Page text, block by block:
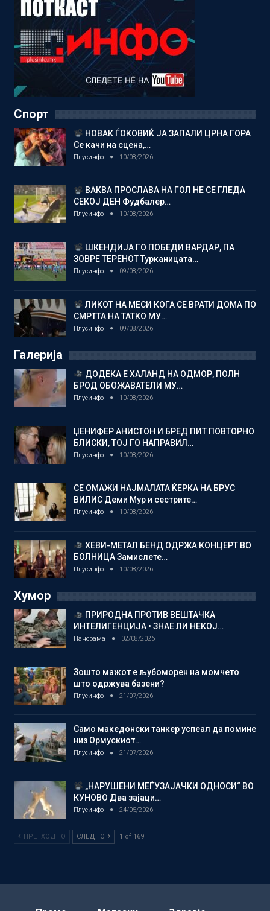
Спорт
НОВАК ЃОКОВИЌ ЈА ЗАПАЛИ ЦРНА ГОРА
Се качи на сцена,…
Плусинфо 10/08/2026
ВАКВА ПРОСЛАВА НА ГОЛ НЕ СЕ ГЛЕДА
СЕКОЈ ДЕН Фудбалер…
Плусинфо 10/08/2026
ШКЕНДИЈА ГО ПОБЕДИ ВАРДАР, ПА
ЗОВРЕ ТЕРЕНОТ Турканицата…
Плусинфо 09/08/2026
ЛИКОТ НА МЕСИ КОГА СЕ ВРАТИ ДОМА ПО
СМРТТА НА ТАТКО МУ…
Плусинфо 09/08/2026
Галерија
ДОДЕКА Е ХАЛАНД НА ОДМОР, ПОЛН
БРОД ОБОЖАВАТЕЛИ МУ…
Плусинфо 10/08/2026
ЏЕНИФЕР АНИСТОН И БРЕД ПИТ ПОВТОРНО
БЛИСКИ, ТОЈ ГО НАПРАВИЛ…
Плусинфо 10/08/2026
СЕ ОМАЖИ НАЈМАЛАТА ЌЕРКА НА БРУС
ВИЛИС Деми Мур и сестрите…
Плусинфо 10/08/2026
ХЕВИ-МЕТАЛ БЕНД ОДРЖА КОНЦЕРТ ВО
БОЛНИЦА Замислете…
Плусинфо 10/08/2026
Хумор
ПРИРОДНА ПРОТИВ ВЕШТАЧКА
ИНТЕЛИГЕНЦИЈА • ЗНАЕ ЛИ НЕКОЈ…
Панорама 02/08/2026
Зошто мажот е љубоморен на момчето
што одржува базени?
Плусинфо 21/07/2026
Само македонски танкер успеал да помине
низ Ормускиот…
Плусинфо 21/07/2026
„НАРУШЕНИ МЕЃУЗАЈАЧКИ ОДНОСИ“ ВО
КУНОВО Два зајаци…
Плусинфо 24/05/2026
ПРЕТХОДНО СЛЕДНО 1 of 169